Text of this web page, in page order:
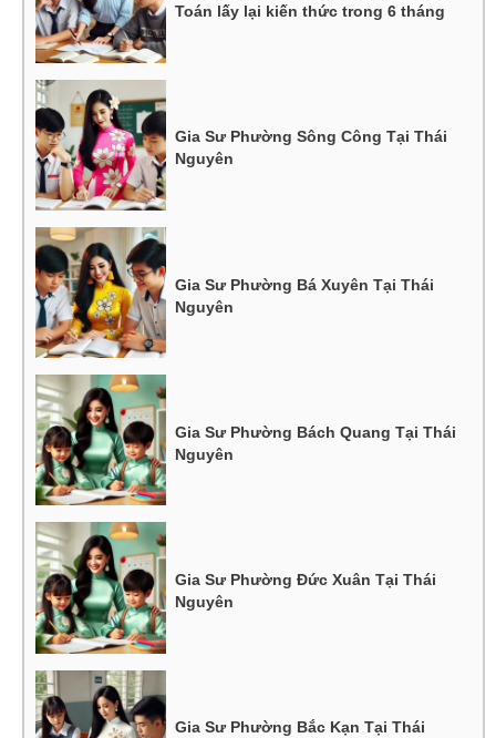
Toán lấy lại kiến thức trong 6 tháng
Gia Sư Phường Sông Công Tại Thái
Nguyên
Gia Sư Phường Bá Xuyên Tại Thái
Nguyên
Gia Sư Phường Bách Quang Tại Thái
Nguyên
Gia Sư Phường Đức Xuân Tại Thái
Nguyên
Gia Sư Phường Bắc Kạn Tại Thái